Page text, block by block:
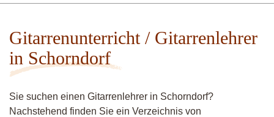
Gitarrenunterricht / Gitarrenlehrer
in Schorndorf
Sie suchen einen Gitarrenlehrer in Schorndorf?
Nachstehend finden Sie ein Verzeichnis von